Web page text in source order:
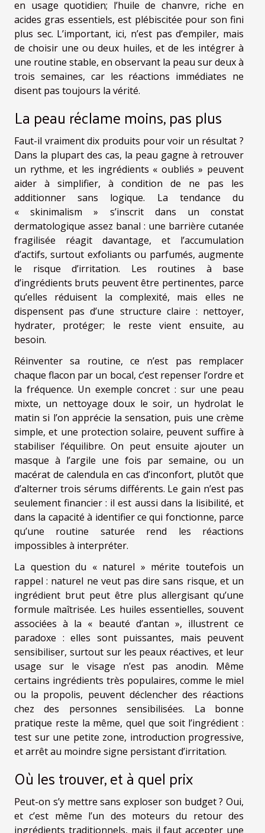
en usage quotidien; l’huile de chanvre, riche en
acides gras essentiels, est plébiscitée pour son fini
plus sec. L’important, ici, n’est pas d’empiler, mais
de choisir une ou deux huiles, et de les intégrer à
une routine stable, en observant la peau sur deux à
trois semaines, car les réactions immédiates ne
disent pas toujours la vérité.
La peau réclame moins, pas plus
Faut-il vraiment dix produits pour voir un résultat ?
Dans la plupart des cas, la peau gagne à retrouver
un rythme, et les ingrédients « oubliés » peuvent
aider à simplifier, à condition de ne pas les
additionner sans logique. La tendance du
« skinimalism » s’inscrit dans un constat
dermatologique assez banal : une barrière cutanée
fragilisée réagit davantage, et l’accumulation
d’actifs, surtout exfoliants ou parfumés, augmente
le risque d’irritation. Les routines à base
d’ingrédients bruts peuvent être pertinentes, parce
qu’elles réduisent la complexité, mais elles ne
dispensent pas d’une structure claire : nettoyer,
hydrater, protéger; le reste vient ensuite, au
besoin.
Réinventer sa routine, ce n’est pas remplacer
chaque flacon par un bocal, c’est repenser l’ordre et
la fréquence. Un exemple concret : sur une peau
mixte, un nettoyage doux le soir, un hydrolat le
matin si l’on apprécie la sensation, puis une crème
simple, et une protection solaire, peuvent suffire à
stabiliser l’équilibre. On peut ensuite ajouter un
masque à l’argile une fois par semaine, ou un
macérat de calendula en cas d’inconfort, plutôt que
d’alterner trois sérums différents. Le gain n’est pas
seulement financier : il est aussi dans la lisibilité, et
dans la capacité à identifier ce qui fonctionne, parce
qu’une routine saturée rend les réactions
impossibles à interpréter.
La question du « naturel » mérite toutefois un
rappel : naturel ne veut pas dire sans risque, et un
ingrédient brut peut être plus allergisant qu’une
formule maîtrisée. Les huiles essentielles, souvent
associées à la « beauté d’antan », illustrent ce
paradoxe : elles sont puissantes, mais peuvent
sensibiliser, surtout sur les peaux réactives, et leur
usage sur le visage n’est pas anodin. Même
certains ingrédients très populaires, comme le miel
ou la propolis, peuvent déclencher des réactions
chez des personnes sensibilisées. La bonne
pratique reste la même, quel que soit l’ingrédient :
test sur une petite zone, introduction progressive,
et arrêt au moindre signe persistant d’irritation.
Où les trouver, et à quel prix
Peut-on s’y mettre sans exploser son budget ? Oui,
et c’est même l’un des moteurs du retour des
ingrédients traditionnels, mais il faut accepter une